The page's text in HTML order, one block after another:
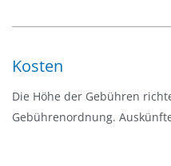
Kosten
Die Höhe der Gebühren
Gebührenordnung.